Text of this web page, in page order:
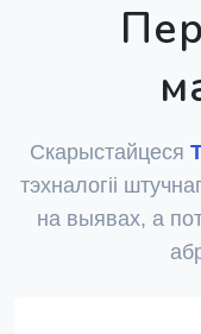
Скарыстайцеся
тэхналогіі
на выявах, а